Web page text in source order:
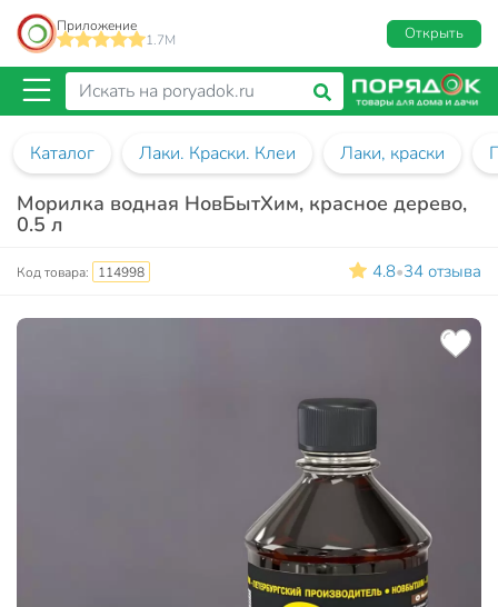
Приложение
1.7M
Открыть
Каталог Лаки. Краски. Клеи Лаки, краски
Морилка водная НовБытХим, красное дерево,
0.5 л
Код товара: 114998 4.8•34 отзыва